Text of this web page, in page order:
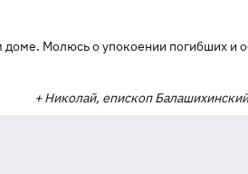
доме. Молюсь о упокоении погибших и
+ Николай, епископ